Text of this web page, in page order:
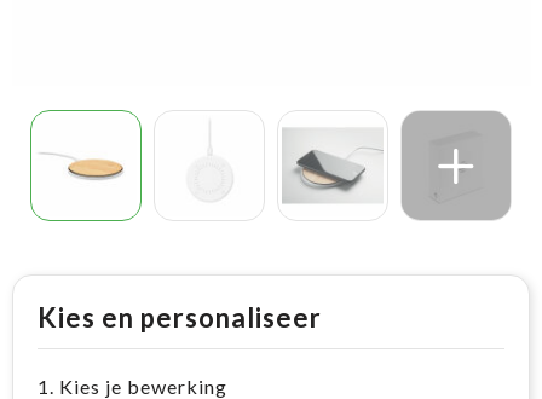
Kies en personaliseer
1. Kies je bewerking